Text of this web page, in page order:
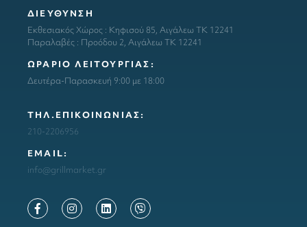
ΔΙΕΥΘΥΝΣΗ
Εκθεσιακός Χώρος : Κηφισού 85, Αιγάλεω ΤΚ 12241
Παραλαβές : Προόδου 2, Αιγάλεω ΤΚ 12241
ΩΡΑΡΙΟ ΛΕΙΤΟΥΡΓΙΑΣ:
Δευτέρα-Παρασκευή 9:00 με 18:00
ΤΗΛ.ΕΠΙΚΟΙΝΩΝΙΑΣ:
210-2206956
ΕΜΑΙL:
info@grillmarket.gr